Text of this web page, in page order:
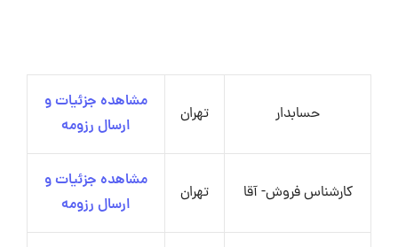
حسابدار تهران
مشاهده جزئیات و
ارسال رزومه
کارشناس فروش- آقا تهران
مشاهده جزئیات و
ارسال رزومه